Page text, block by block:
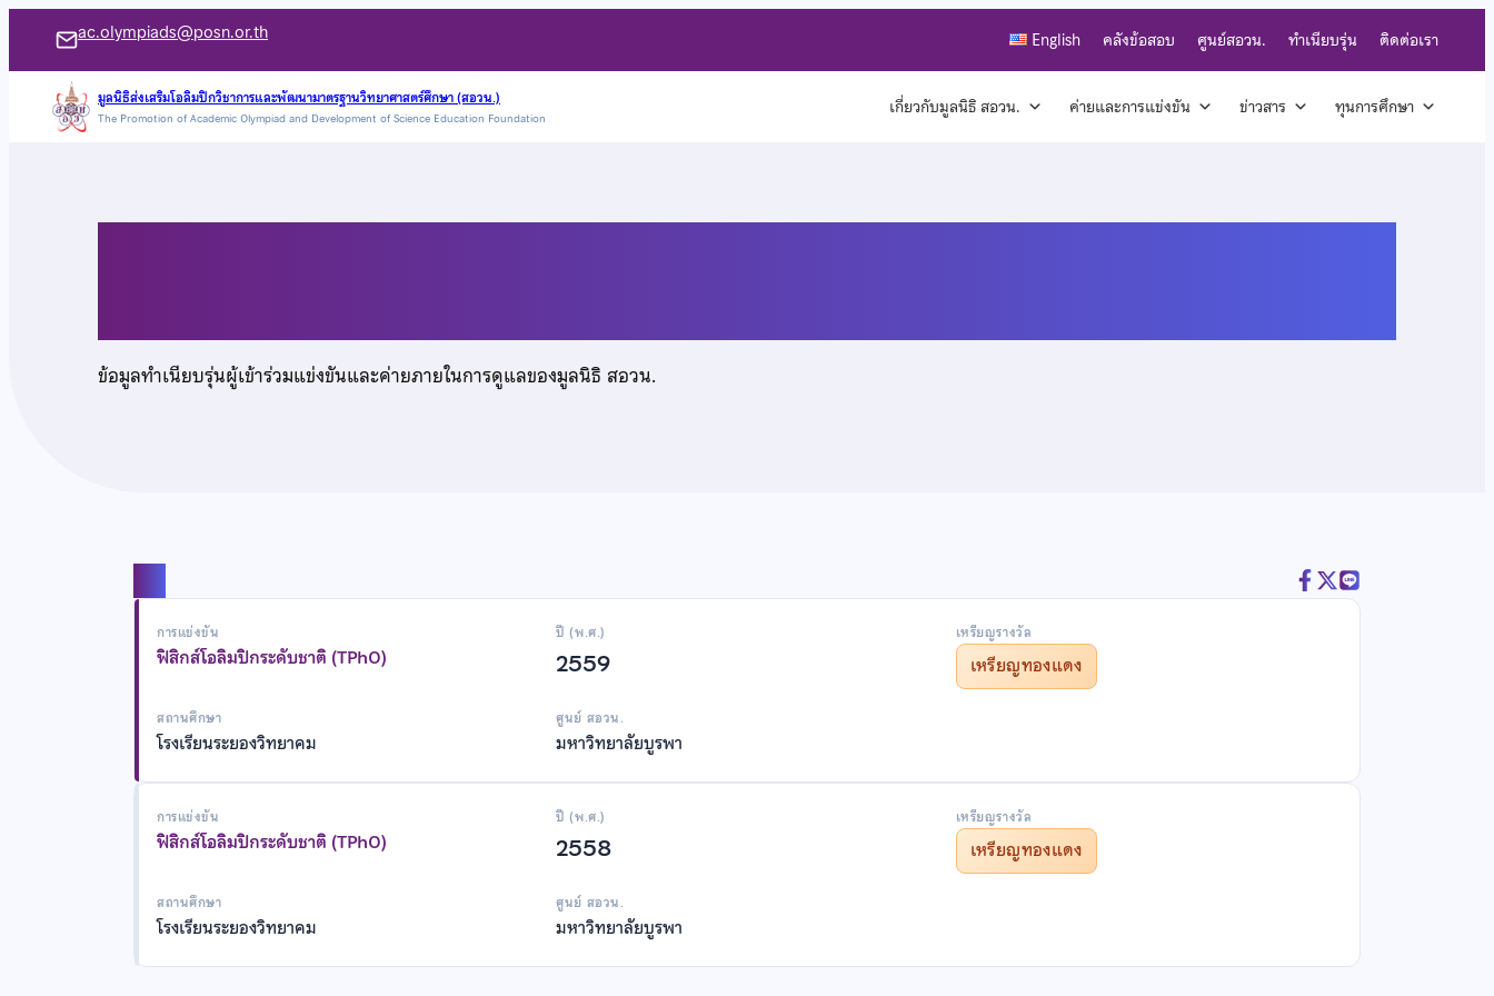
เนื้อหา
ac.olympiads@posn.or.th English คลังข้อสอบ ศูนย์สอวน. ทำเนียบรุ่น ติดต่อเรา
มูลนิธิส่งเสริมโอลิมปิกวิชาการและพัฒนามาตรฐานวิทยาศาสตร์ศึกษา (สอวน.)
The Promotion of Academic Olympiad and Development of Science Education Foundation เกี่ยวกับมูลนิธิ สอวน. ค่ายและการแข่งขัน ข่าวสาร ทุนการศึกษา
ข้อมูลทำเนียบรุ่นผู้เข้าร่วมแข่งขันและค่ายภายในการดูแลของมูลนิธิ สอวน.
การแข่งขัน
ฟิสิกส์โอลิมปิกระดับชาติ (TPhO)
ปี (พ.ศ.)
2559
เหรียญรางวัล
เหรียญทองแดง
สถานศึกษา
โรงเรียนระยองวิทยาคม
ศูนย์ สอวน.
มหาวิทยาลัยบูรพา
การแข่งขัน
ฟิสิกส์โอลิมปิกระดับชาติ (TPhO)
ปี (พ.ศ.)
2558
เหรียญรางวัล
เหรียญทองแดง
สถานศึกษา
โรงเรียนระยองวิทยาคม
ศูนย์ สอวน.
มหาวิทยาลัยบูรพา